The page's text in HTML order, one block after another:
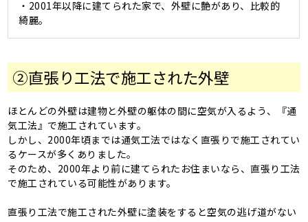
・2001年以降に建てられた家で、外壁に艶があり、比較的
綺麗。
②直張り工法で施工された外壁
ほとんどの外壁は建物と外壁の躯体の間に空気が入るよう、『通
気工法』で施工されています。
しかし、2000年頃までは通気工法ではなく直張りで施工されてい
るケースが多くありました。
そのため、2000年より前に建てられたお住まいなら、直張り工法
で施工されている可能性があります。
直張り工法で施工された外壁に塗装をすると空気の逃げ道がない